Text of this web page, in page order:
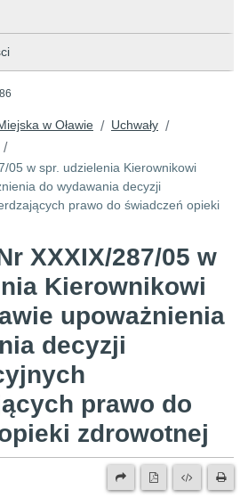
w Oławie / Uchwały /
/
05 w spr. udzielenia Kierownikowi
do wydawania decyzji
prawo do świadczeń opieki
XXXIX/287/05 w
Kierownikowi
upoważnienia
decyzji
prawo do
zdrowotnej